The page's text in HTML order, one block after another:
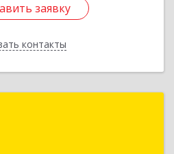
заявку
контакты
заявку
Назад
Бостандыкский район,